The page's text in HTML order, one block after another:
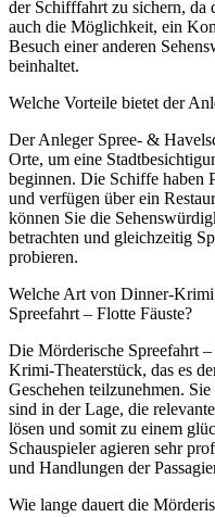
der Schifffahrt zu sichern, da
auch die Möglichkeit, ein
Besuch einer anderen
beinhaltet.
Welche Vorteile bietet der
Der Anleger Spree- &
Orte, um eine
beginnen. Die Schiffe haben
und verfügen über ein
können Sie die
betrachten und gleichzeitig
probieren.
Welche Art von Dinner-Krimi
Spreefahrt – Flotte Fäuste?
Die Mörderische Spreefahrt
Krimi-Theaterstück, das es
Geschehen teilzunehmen.
sind in der Lage, die
lösen und somit zu einem
Schauspieler agieren sehr
und Handlungen der
Wie lange dauert die